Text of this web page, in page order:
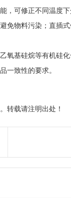
，可修正不同温度
物料污染；直插
氧基硅烷等有机硅
一致性的要求。
转载请注明出处！